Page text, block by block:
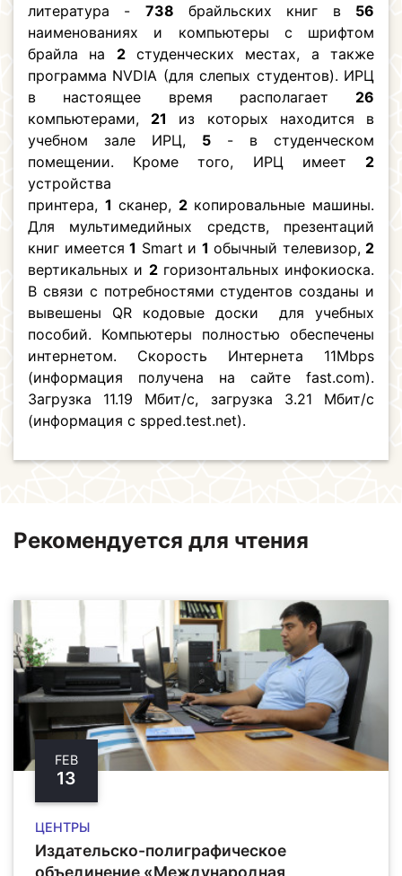
литература - 738 брайльских книг в 56
наименованиях и компьютеры с шрифтом
брайла на 2студенческих местах, а также
программа NVDIA (для слепых студентов). ИРЦ
в настоящее время располагает 26
компьютерами, 21
из которых находится в
учебном зале ИРЦ, 5 - в студенческом
помещении. Кроме того, ИРЦ имеет 2
устройства
принтера, 1 сканер, 2копировальные машины.
Для мультимедийных средств, презентаций
книг имеется 1 Smart и 1 обычный телевизор, 2
вертикальных и 2горизонтальных инфокиоска.
В связи с потребностями студентов созданы и
вывешены QR кодовые доски для учебных
пособий. Компьютеры полностью обеспечены
интернетом. Скорость Интернета 11Mbps
(информация получена на сайте fast.com).
Загрузка 11.19 Мбит/с, загрузка 3.21 Мбит/с
(информация с spped.test.net).
Рекомендуется для чтения
FEB
13
ЦЕНТРЫ
Издательско-полиграфическое
объединение «Международная